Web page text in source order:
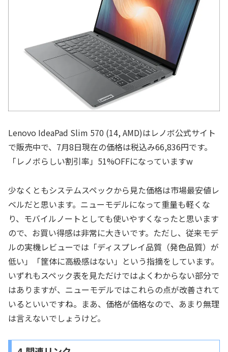
Lenovo IdeaPad Slim 570 (14, AMD)はレノボ公式サイト
で販売中で、7月8日現在の価格は税込み66,836円です。
「レノボらしい割引率」51%OFFになっていますw
少なくともシステムスペックから見た価格は市場最安値レ
ベルだと思います。ニューモデルになって重量も軽くな
り、モバイルノートとしても使いやすくなったと思います
ので、お買い得感は非常に大きいです。ただし、従来モデ
ルの実機レビューでは「ディスプレイ品質（発色品質）が
低い」「筐体に高級感はない」という指摘をしています。
いずれもスペック表を見ただけではよくわからない部分で
はありますが、ニューモデルではこれらの点が改善されて
いるといいですね。まあ、価格が価格なので、あまり無理
は言えないでしょうけど。